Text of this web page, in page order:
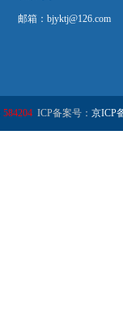
邮箱：bjyktj@126.com
584204 ICP备案号： 京ICP